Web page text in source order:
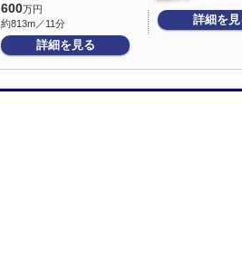
600万円
約813m／11分
詳細を見る
詳細を見